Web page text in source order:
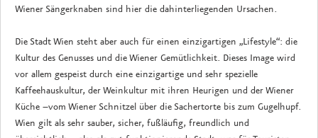
Wiener Sängerknaben sind hier die dahinterliegenden Ursachen.
Die Stadt Wien steht aber auch für einen einzigartigen „Lifestyle“: die
Kultur des Genusses und die Wiener Gemütlichkeit. Dieses Image wird
vor allem gespeist durch eine einzigartige und sehr spezielle
Kaffeehauskultur, der Weinkultur mit ihren Heurigen und der Wiener
Küche –vom Wiener Schnitzel über die Sachertorte bis zum Gugelhupf.
Wien gilt als sehr sauber, sicher, fußläufig, freundlich und